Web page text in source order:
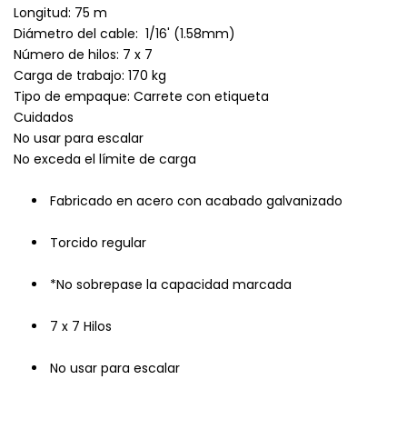
Longitud: 75 m
Diámetro del cable: 1/16' (1.58mm)
Número de hilos: 7 x 7
Carga de trabajo: 170 kg
Tipo de empaque: Carrete con etiqueta
Cuidados
No usar para escalar
No exceda el límite de carga
Fabricado en acero con acabado galvanizado
Torcido regular
*No sobrepase la capacidad marcada
7 x 7 Hilos
No usar para escalar